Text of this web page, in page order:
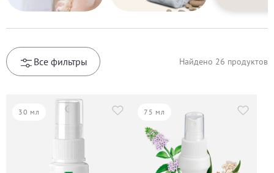
Все фильтры Найдено 26 продуктов
30 мл 75 мл